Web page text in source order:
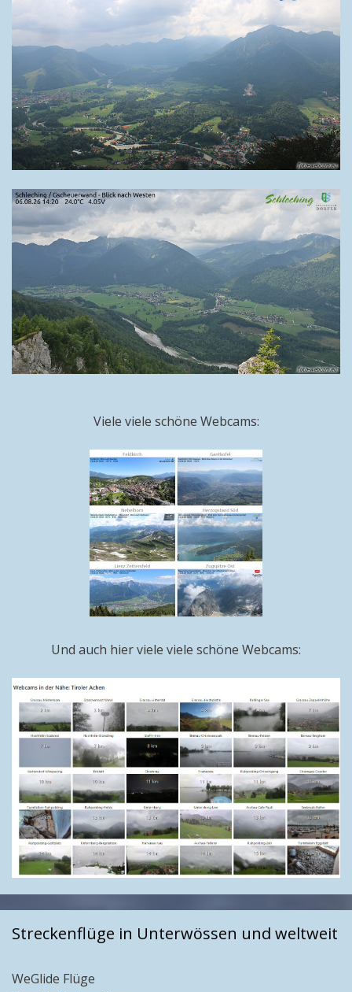
Viele viele schöne Webcams:
Und auch hier viele viele schöne Webcams:
Streckenflüge in Unterwössen und weltweit
WeGlide Flüge